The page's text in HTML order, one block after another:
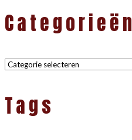
Categorieën
Categorieën
Tags